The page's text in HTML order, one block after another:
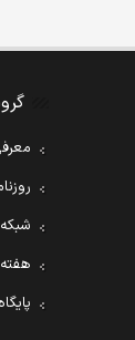
شبکه